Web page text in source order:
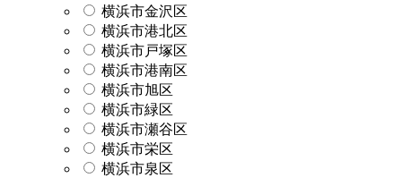
横浜市金沢区
横浜市港北区
横浜市戸塚区
横浜市港南区
横浜市旭区
横浜市緑区
横浜市瀬谷区
横浜市栄区
横浜市泉区